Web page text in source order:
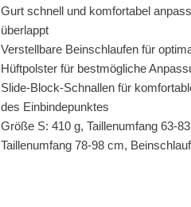
Gurt schnell und komfortabel
überlappt
Verstellbare Beinschlaufen für
Hüftpolster für bestmögliche
Slide-Block-Schnallen für
des Einbindepunktes
Größe S: 410 g, Taillenumfang 63-
Taillenumfang 78-98 cm,